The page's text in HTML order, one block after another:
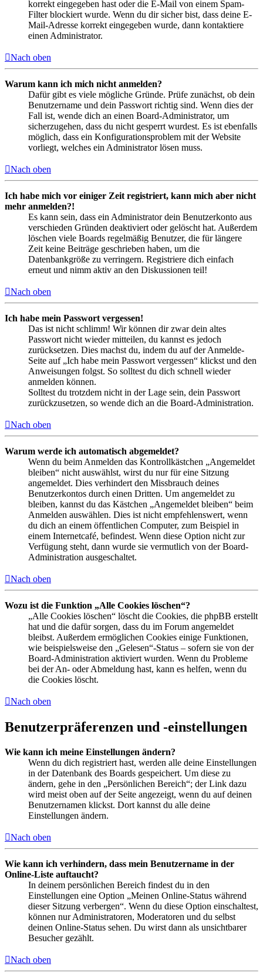
korrekt eingegeben hast oder die E-Mail von einem Spam-
Filter blockiert wurde. Wenn du dir sicher bist, dass deine E-
Mail-Adresse korrekt eingegeben wurde, dann kontaktiere
einen Administrator.
Nach oben
Warum kann ich mich nicht anmelden?
Dafür gibt es viele mögliche Gründe. Prüfe zunächst, ob dein
Benutzername und dein Passwort richtig sind. Wenn dies der
Fall ist, wende dich an einen Board-Administrator, um
sicherzugehen, dass du nicht gesperrt wurdest. Es ist ebenfalls
möglich, dass ein Konfigurationsproblem mit der Website
vorliegt, welches ein Administrator lösen muss.
Nach oben
Ich habe mich vor einiger Zeit registriert, kann mich aber nicht
mehr anmelden?!
Es kann sein, dass ein Administrator dein Benutzerkonto aus
verschieden Gründen deaktiviert oder gelöscht hat. Außerdem
löschen viele Boards regelmäßig Benutzer, die für längere
Zeit keine Beiträge geschrieben haben, um die
Datenbankgröße zu verringern. Registriere dich einfach
erneut und nimm aktiv an den Diskussionen teil!
Nach oben
Ich habe mein Passwort vergessen!
Das ist nicht schlimm! Wir können dir zwar dein altes
Passwort nicht wieder mitteilen, du kannst es jedoch
zurücksetzen. Dies machst du, indem du auf der Anmelde-
Seite auf „Ich habe mein Passwort vergessen“ klickst und den
Anweisungen folgst. So solltest du dich schnell wieder
anmelden können.
Solltest du trotzdem nicht in der Lage sein, dein Passwort
zurückzusetzen, so wende dich an die Board-Administration.
Nach oben
Warum werde ich automatisch abgemeldet?
Wenn du beim Anmelden das Kontrollkästchen „Angemeldet
bleiben“ nicht auswählst, wirst du nur für eine Sitzung
angemeldet. Dies verhindert den Missbrauch deines
Benutzerkontos durch einen Dritten. Um angemeldet zu
bleiben, kannst du das Kästchen „Angemeldet bleiben“ beim
Anmelden auswählen. Dies ist nicht empfehlenswert, wenn
du dich an einem öffentlichen Computer, zum Beispiel in
einem Internetcafé, befindest. Wenn diese Option nicht zur
Verfügung steht, dann wurde sie vermutlich von der Board-
Administration ausgeschaltet.
Nach oben
Wozu ist die Funktion „Alle Cookies löschen“?
„Alle Cookies löschen“ löscht die Cookies, die phpBB erstellt
hat und die dafür sorgen, dass du im Forum angemeldet
bleibst. Außerdem ermöglichen Cookies einige Funktionen,
wie beispielsweise den „Gelesen“-Status – sofern sie von der
Board-Administration aktiviert wurden. Wenn du Probleme
bei der An- oder Abmeldung hast, kann es helfen, wenn du
die Cookies löscht.
Nach oben
Benutzerpräferenzen und -einstellungen
Wie kann ich meine Einstellungen ändern?
Wenn du dich registriert hast, werden alle deine Einstellungen
in der Datenbank des Boards gespeichert. Um diese zu
ändern, gehe in den „Persönlichen Bereich“; der Link dazu
wird meist oben auf der Seite angezeigt, wenn du auf deinen
Benutzernamen klickst. Dort kannst du alle deine
Einstellungen ändern.
Nach oben
Wie kann ich verhindern, dass mein Benutzername in der
Online-Liste auftaucht?
In deinem persönlichen Bereich findest du in den
Einstellungen eine Option „Meinen Online-Status während
dieser Sitzung verbergen“. Wenn du diese Option einschaltest,
können nur Administratoren, Moderatoren und du selbst
deinen Online-Status sehen. Du wirst dann als unsichtbarer
Besucher gezählt.
Nach oben